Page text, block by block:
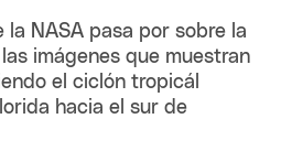
la NASA pasa por sobre la
imágenes que muestran
el ciclón tropicál
hacia el sur de